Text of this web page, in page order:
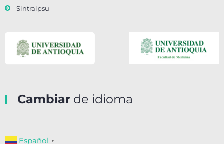
Sintraipsu
Cambiar de idioma
Español ▼